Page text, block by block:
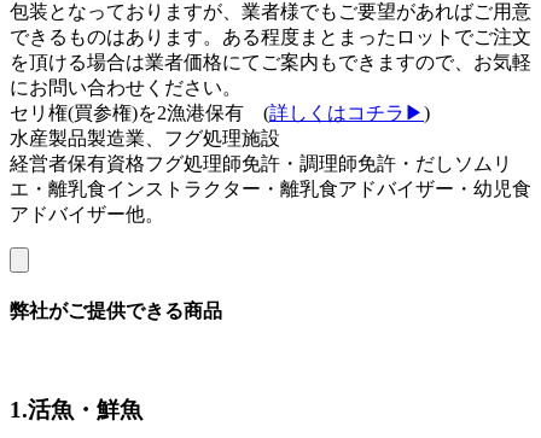
包装となっておりますが、業者様でもご要望があればご用意
できるものはあります。ある程度まとまったロットでご注文
を頂ける場合は業者価格にてご案内もできますので、お気軽
にお問い合わせください。
セリ権(買参権)を2漁港保有 (詳しくはコチラ▶)
水産製品製造業、フグ処理施設
経営者保有資格フグ処理師免許・調理師免許・だしソムリ
エ・離乳食インストラクター・離乳食アドバイザー・幼児食
アドバイザー他。
弊社がご提供できる商品
1.活魚・鮮魚